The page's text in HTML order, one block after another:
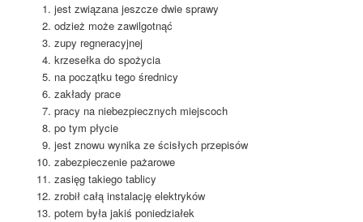
jest związana jeszcze dwie sprawy
odzież może zawilgotnąć
zupy regneracyjnej
krzesełka do spożycia
na początku tego średnicy
zakłady prace
pracy na niebezpiecznych miejscoch
po tym płycie
jest znowu wynika ze ścisłych przepisów
zabezpieczenie pażarowe
zasięg takiego tablicy
zrobił całą instalację elektryków
potem była jakiś poniedziałek